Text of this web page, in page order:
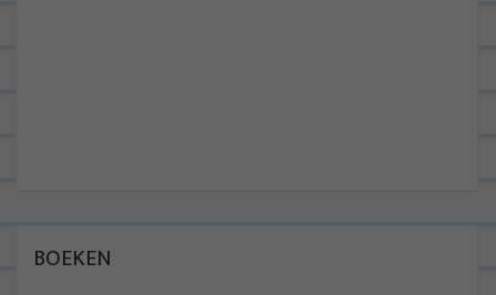
BOEKEN